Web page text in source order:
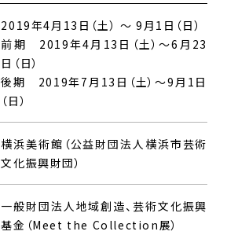
2019年4月13日（土） ～ 9月1日（日）
前期 2019年4月13日（土）～6月23
日（日）
後期 2019年7月13日（土）～9月1日
（日）
横浜美術館（公益財団法人横浜市芸術
文化振興財団）
一般財団法人地域創造、芸術文化振興
基金（Meet the Collection展）